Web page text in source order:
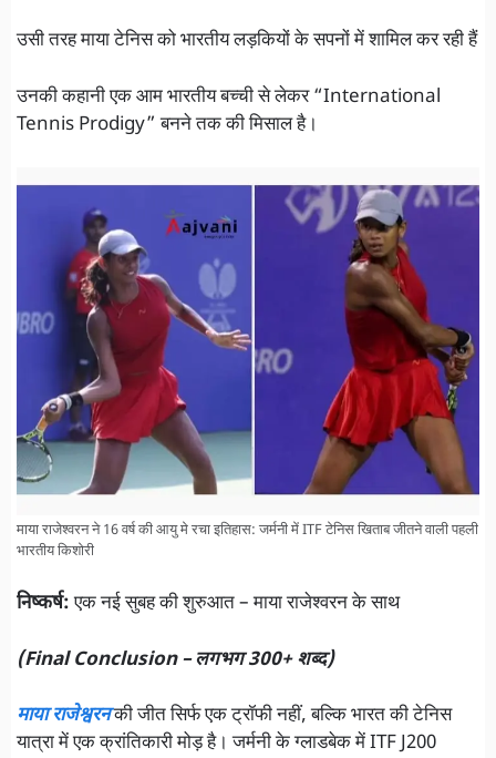
उसी तरह माया टेनिस को भारतीय लड़कियों के सपनों में शामिल कर रही हैं
उनकी कहानी एक आम भारतीय बच्ची से लेकर “International
Tennis Prodigy” बनने तक की मिसाल है।
माया राजेश्वरन ने 16 वर्ष की आयु मे रचा इतिहास: जर्मनी में ITF टेनिस खिताब जीतने वाली पहली
भारतीय किशोरी
निष्कर्ष:एक नई सुबह की शुरुआत – माया राजेश्वरन के साथ
(Final Conclusion – लगभग 300+ शब्द)
माया राजेश्वरनकी जीत सिर्फ एक ट्रॉफी नहीं, बल्कि भारत की टेनिस
यात्रा में एक क्रांतिकारी मोड़ है। जर्मनी के ग्लाडबेक में ITF J200